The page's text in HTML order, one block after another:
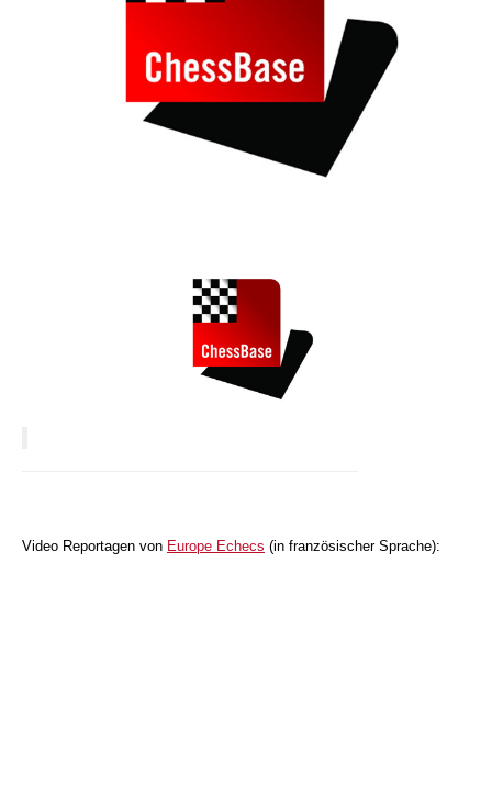
Video Reportagen von Europe Echecs (in französischer Sprache):